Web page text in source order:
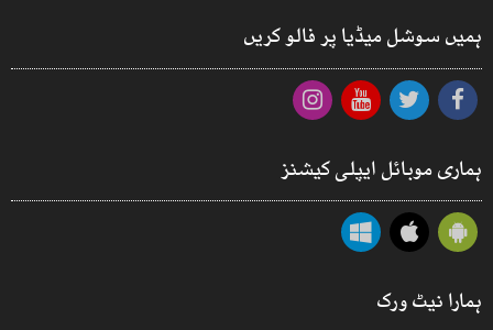
ہمیں سوشل میڈیا پر فالو کریں
ہماری موبائل ایپلی کیشنز
ہمارا نیٹ ورک